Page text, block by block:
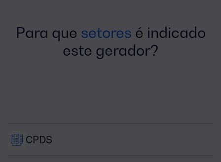
Para que setores é indicado
este gerador?
CPDS